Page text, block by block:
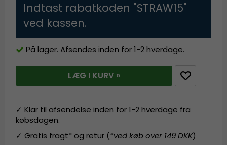
Indtast rabatkoden "STRAW15"
ved kassen.
På lager. Afsendes inden for 1-2 hverdage.
LÆG I KURV »
✓ Klar til afsendelse inden for 1-2 hverdage fra
købsdagen.
✓ Gratis fragt* og retur (*ved køb over 149 DKK)